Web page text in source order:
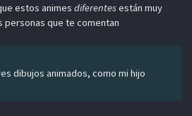
estos animes diferentes están muy
personas que te comentan
dibujos animados, como mi hijo